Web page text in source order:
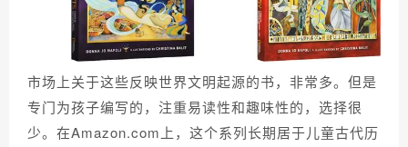
市场上关于这些反映世界文明起源的书，非常多。但是
专门为孩子编写的，注重易读性和趣味性的，选择很
少。在Amazon.com上，这个系列长期居于儿童古代历